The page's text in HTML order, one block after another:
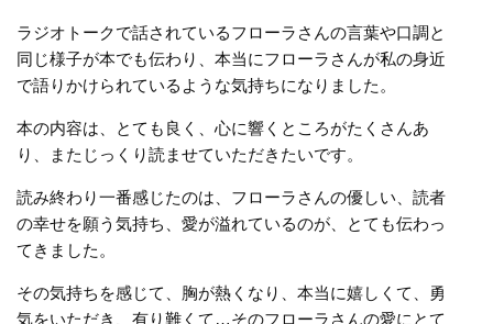
ラジオトークで話されているフローラさんの言葉や口調と
同じ様子が本でも伝わり、本当にフローラさんが私の身近
で語りかけられているような気持ちになりました。
本の内容は、とても良く、心に響くところがたくさんあ
り、またじっくり読ませていただきたいです。
読み終わり一番感じたのは、フローラさんの優しい、読者
の幸せを願う気持ち、愛が溢れているのが、とても伝わっ
てきました。
その気持ちを感じて、胸が熱くなり、本当に嬉しくて、勇
気をいただき、有り難くて…そのフローラさんの愛にとて